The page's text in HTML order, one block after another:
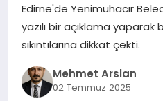
MAGAZIN
SAĞLIK
Edirne'de Yenimuhacır
yazılı bir açıklama
sıkıntılarına dikkat çekti.
Mehmet Arslan
02 Temmuz 2025